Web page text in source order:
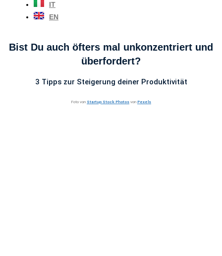
IT
EN
Bist Du auch öfters mal unkonzentriert und
überfordert?
3 Tipps zur Steigerung deiner Produktivität
Foto von Startup Stock Photos von Pexels